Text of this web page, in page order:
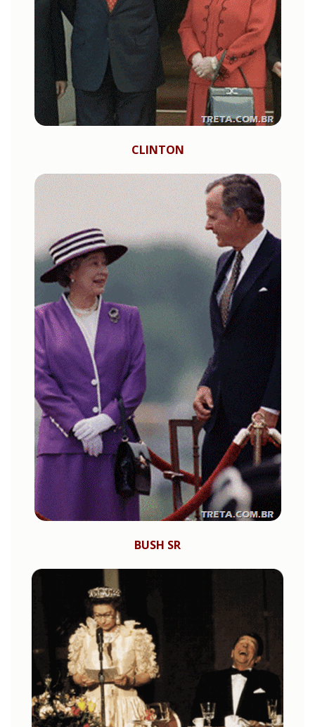
CLINTON
BUSH SR